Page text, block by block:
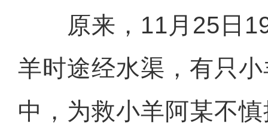
原来，11月25日19
羊时途经水渠，有只
中，为救小羊阿某不